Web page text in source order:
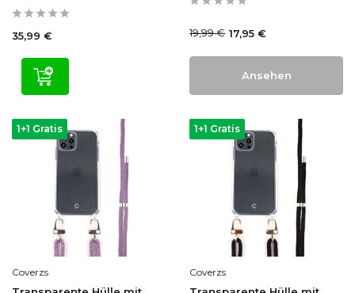
35,99 € 19,99 € 17,95 €
Ansehen
1+1 Gratis
Coverzs
1+1 Gratis
Coverzs